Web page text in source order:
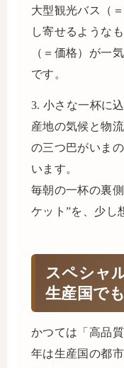
大型観光バス（
し寄せるような
（＝価格）が一
です。
3. 小さな一杯に
産地の気候と物
の三つ巴がいま
います。
毎朝の一杯の裏
ケット”を、少し
スペシャ
生産国で
かつては「高品
年は生産国の都